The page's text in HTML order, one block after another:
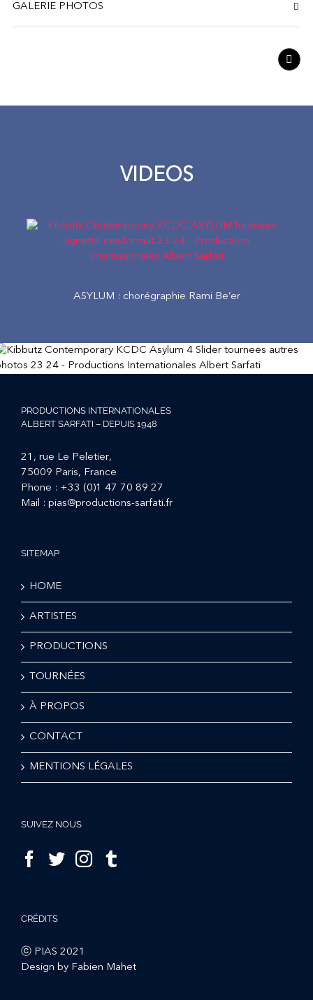
GALERIE PHOTOS
VIDEOS
ASYLUM : chorégraphie Rami Be’er
PRODUCTIONS INTERNATIONALES
ALBERT SARFATI – DEPUIS 1948
21, rue Le Peletier,
75009 Paris, France
Phone : +33 (0)1 47 70 89 27
Mail : pias@productions-sarfati.fr
SITEMAP
HOME
ARTISTES
PRODUCTIONS
TOURNÉES
À PROPOS
CONTACT
MENTIONS LÉGALES
SUIVEZ NOUS
CRÉDITS
ⓒ PIAS 2021
Design by Fabien Mahet